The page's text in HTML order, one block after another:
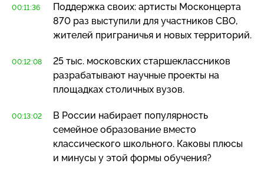
00:11:36
Поддержка своих: артисты Москонцерта
870 раз выступили для участников СВО,
жителей приграничья и новых территорий.
00:12:08
25 тыс. московских старшеклассников
разрабатывают научные проекты на
площадках столичных вузов.
00:13:02
В России набирает популярность
семейное образование вместо
классического школьного. Каковы плюсы
и минусы у этой формы обучения?